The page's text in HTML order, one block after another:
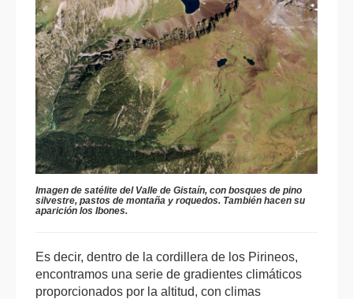
Imagen de satélite del Valle de Gistaín, con bosques de pino
silvestre, pastos de montaña y roquedos. También hacen su
aparición los Ibones.
Es decir, dentro de la cordillera de los Pirineos,
encontramos una serie de gradientes climáticos
proporcionados por la altitud, con climas